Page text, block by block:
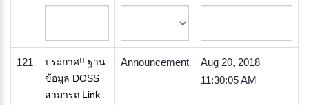
121
ประกาศ!! ฐาน
ข้อมูล DOSS
สามารถ Link
Announcement
Aug 20, 2018
11:30:05 AM